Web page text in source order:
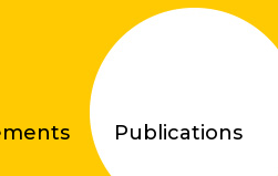
Publications